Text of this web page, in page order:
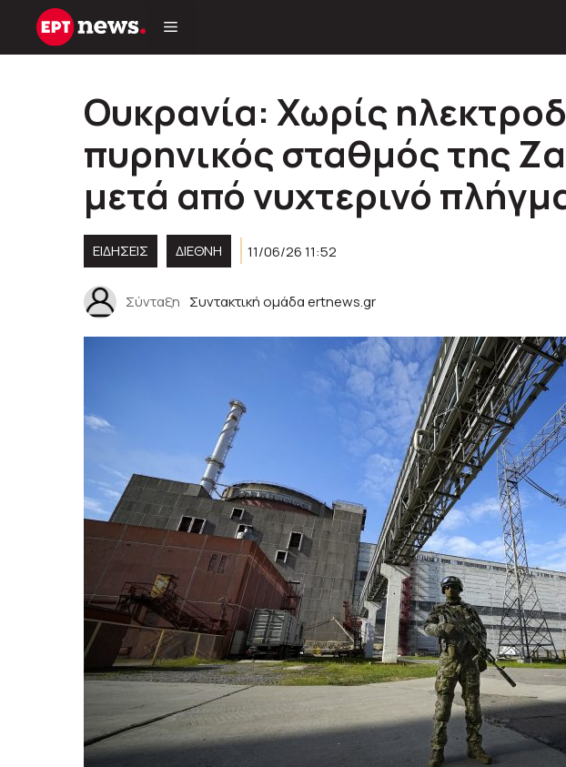
Μετάβαση
Ουκρανία: Χωρίς
πυρηνικός σταθμός της
μετά από νυχτερινό
ΕΙΔΗΣΕΙΣ ΔΙΕΘΝΗ 11/06/26 11:52
Σύνταξη Συντακτική ομάδα ertnews.gr